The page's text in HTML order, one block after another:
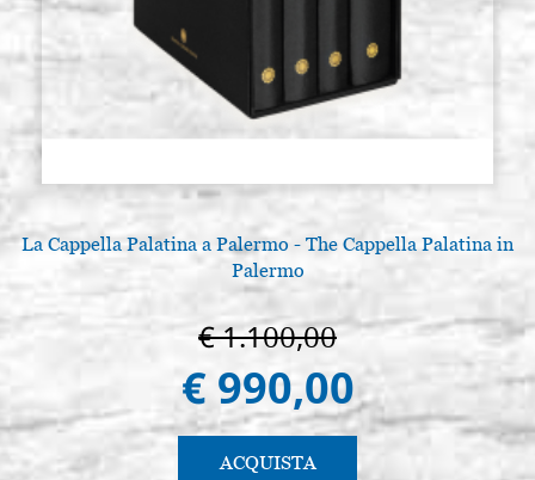
La Cappella Palatina a Palermo - The Cappella Palatina in
Palermo
€ 1.100,00
€ 990,00
ACQUISTA